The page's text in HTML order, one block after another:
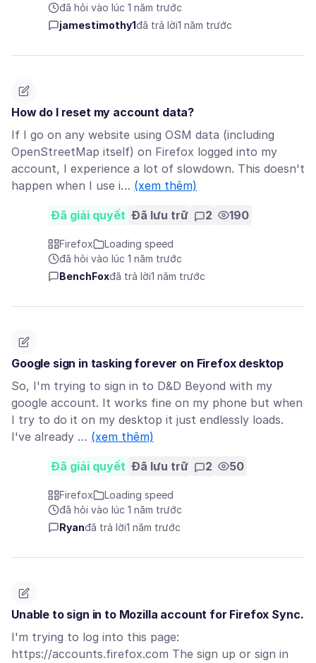
đã hỏi vào lúc 1 năm trước
jamestimothy1đã trả lời1 năm trước
How do I reset my account data?
If I go on any website using OSM data (including
OpenStreetMap itself) on Firefox logged into my
account, I experience a lot of slowdown. This doesn't
happen when I use i… (xem thêm)
Đã giải quyết Đã lưu trữ 2 190
Firefox
Loading speed
đã hỏi vào lúc 1 năm trước
BenchFoxđã trả lời1 năm trước
Google sign in tasking forever on Firefox desktop
So, I'm trying to sign in to D&D Beyond with my
google account. It works fine on my phone but when
I try to do it on my desktop it just endlessly loads.
I've already … (xem thêm)
Đã giải quyết Đã lưu trữ 2 50
Firefox
Loading speed
đã hỏi vào lúc 1 năm trước
Ryanđã trả lời1 năm trước
Unable to sign in to Mozilla account for Firefox Sync.
I'm trying to log into this page:
https://accounts.firefox.com The sign up or sign in